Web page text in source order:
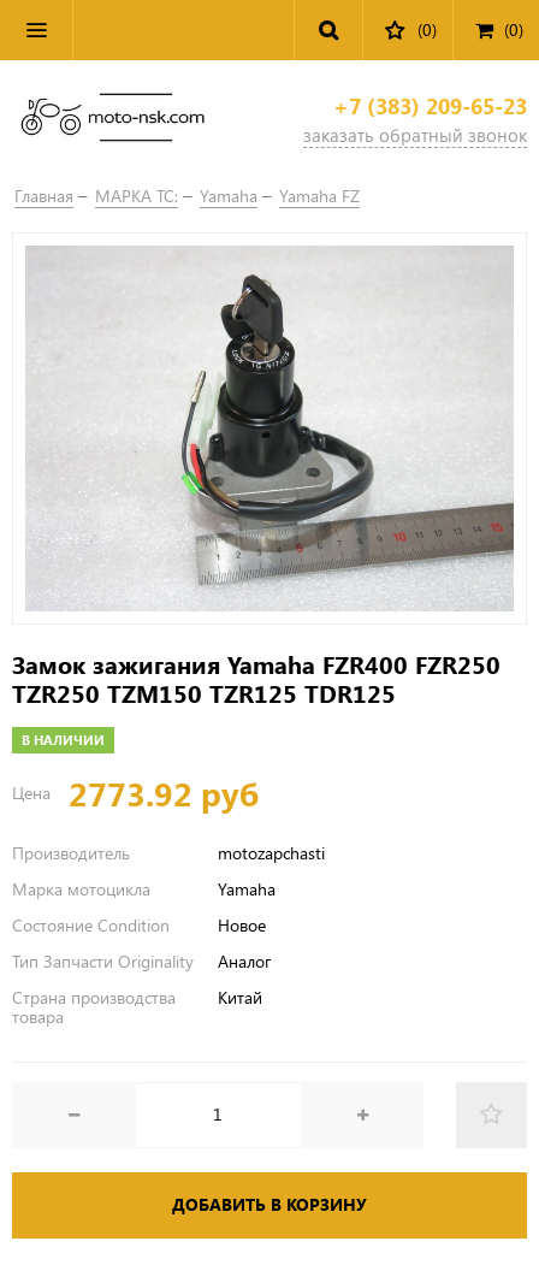
(0) (0)
+7 (383) 209-65-23
заказать обратный звонок
Главная МАРКА ТС: Yamaha Yamaha FZ
Замок зажигания Yamaha FZR400 FZR250
TZR250 TZM150 TZR125 TDR125
В НАЛИЧИИ
Цена 2773.92 руб
Производитель
motozapchasti
Марка мотоцикла
Yamaha
Состояние Condition
Новое
Тип Запчасти Originality
Аналог
Страна производства
товара
Китай
ДОБАВИТЬ В КОРЗИНУ